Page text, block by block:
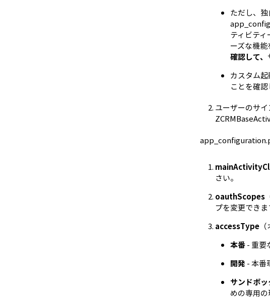
ただし、
ティビテ
ーズな機能
確認して、
カスタム
ことを確認
ユーザーのサ
さい。
oauthScopes
プを変更できま
accessType
本番- 重要
開発 - 本番
サンドボッ
めの専用の